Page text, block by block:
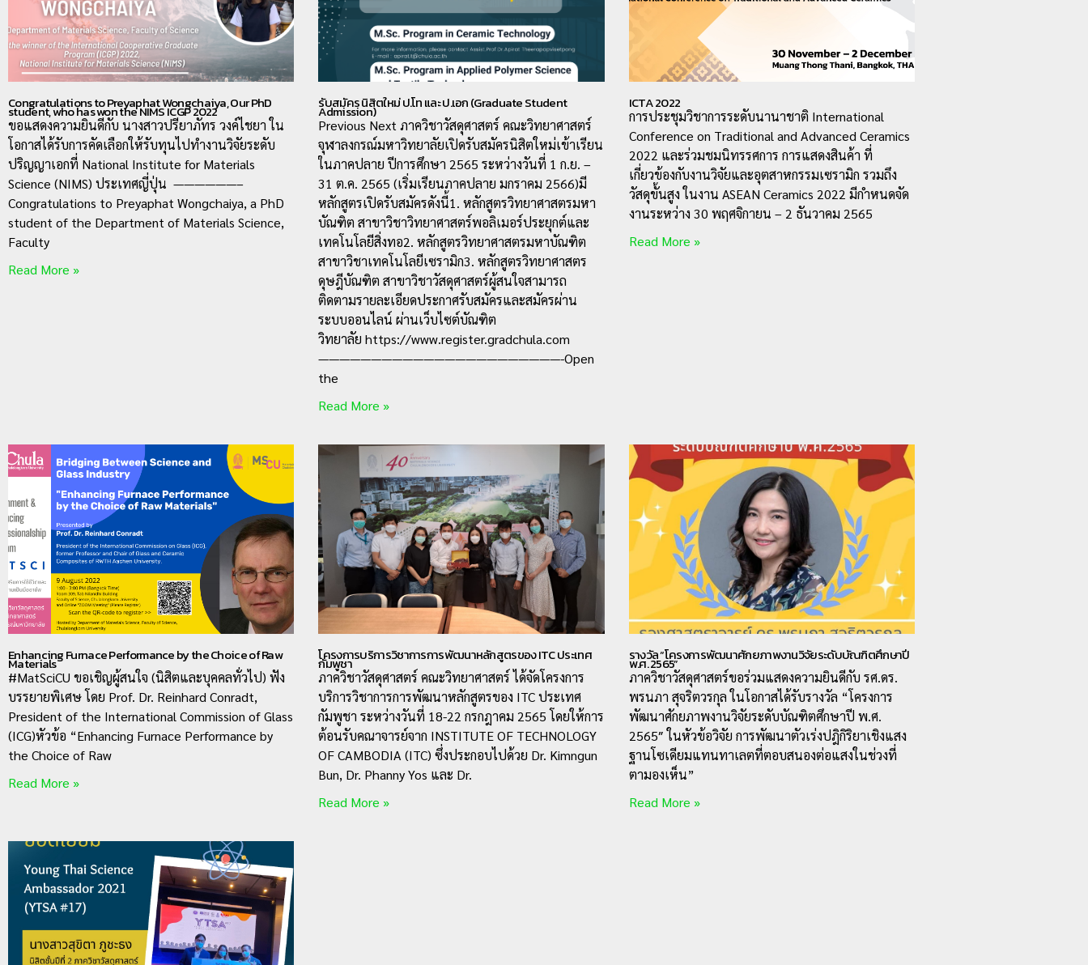
Congratulations to Preyaphat Wongchaiya, Our PhD
student, who has won the NIMS ICGP 2022
ขอแสดงความยินดีกับ นางสาวปรียาภัทร วงค์ไชยา ใน
โอกาสได้รับการคัดเลือกให้รับทุนไปทำงานวิจัยระดับ
ปริญญาเอกที่ National Institute for Materials
Science (NIMS) ประเทศญี่ปุ่น ——————–
Congratulations to Preyaphat Wongchaiya, a PhD
student of the Department of Materials Science,
Faculty
Read More »
รับสมัคร นิสิตใหม่ ป.โท และ ป.เอก (Graduate Student
Admission)
Previous Next ภาควิชาวัสดุศาสตร์ คณะวิทยาศาสตร์
จุฬาลงกรณ์มหาวิทยาลัยเปิดรับสมัครนิสิตใหม่เข้าเรียน
ในภาคปลาย ปีการศึกษา 2565 ระหว่างวันที่ 1 ก.ย. –
31 ต.ค. 2565 (เริ่มเรียนภาคปลาย มกราคม 2566)มี
หลักสูตรเปิดรับสมัครดังนี้1. หลักสูตรวิทยาศาสตรมหา
บัณฑิต สาขาวิชาวิทยาศาสตร์พอลิเมอร์ประยุกต์และ
เทคโนโลยีสิ่งทอ2. หลักสูตรวิทยาศาสตรมหาบัณฑิต
สาขาวิชาเทคโนโลยีเซรามิก3. หลักสูตรวิทยาศาสตร
ดุษฎีบัณฑิต สาขาวิชาวัสดุศาสตร์ผู้สนใจสามารถ
ติดตามรายละเอียดประกาศรับสมัครและสมัครผ่าน
ระบบออนไลน์ ผ่านเว็บไซต์บัณฑิต
วิทยาลัย https://www.register.gradchula.com
———————————————————————-Open
the
Read More »
ICTA 2022
การประชุมวิชาการระดับนานาชาติ International
Conference on Traditional and Advanced Ceramics
2022 และร่วมชมนิทรรศการ การแสดงสินค้า ที่
เกี่ยวข้องกับงานวิจัยและอุตสาหกรรมเซรามิก รวมถึง
วัสดุขั้นสูง ในงาน ASEAN Ceramics 2022 มีกำหนดจัด
งานระหว่าง 30 พฤศจิกายน – 2 ธันวาคม 2565
Read More »
Enhancing Furnace Performance by the Choice of Raw
Materials
#MatSciCU ขอเชิญผู้สนใจ (นิสิตและบุคคลทั่วไป) ฟัง
บรรยายพิเศษ โดย Prof. Dr. Reinhard Conradt,
President of the International Commission of Glass
(ICG)หัวข้อ “Enhancing Furnace Performance by
the Choice of Raw
Read More »
โครงการบริการวิชาการการพัฒนาหลักสูตรของ ITC ประเทศ
กัมพูชา
ภาควิชาวัสดุศาสตร์ คณะวิทยาศาสตร์ ได้จัดโครงการ
บริการวิชาการการพัฒนาหลักสูตรของ ITC ประเทศ
กัมพูชา ระหว่างวันที่ 18-22 กรกฎาคม 2565 โดยให้การ
ต้อนรับคณาจารย์จาก INSTITUTE OF TECHNOLOGY
OF CAMBODIA (ITC) ซึ่งประกอบไปด้วย Dr. Kimngun
Bun, Dr. Phanny Yos และ Dr.
Read More »
รางวัล “โครงการพัฒนาศักยภาพงานวิจัยระดับบัณฑิตศึกษาปี
พ.ศ. 2565”
ภาควิชาวัสดุศาสตร์ขอร่วมแสดงความยินดีกับ รศ.ดร.
พรนภา สุจริตวรกุล ในโอกาสได้รับรางวัล “โครงการ
พัฒนาศักยภาพงานวิจัยระดับบัณฑิตศึกษาปี พ.ศ.
2565″ ในหัวข้อวิจัย การพัฒนาตัวเร่งปฎิกิริยาเชิงแสง
ฐานโซเดียมแทนทาเลตที่ตอบสนองต่อแสงในช่วงที่
ตามองเห็น”
Read More »